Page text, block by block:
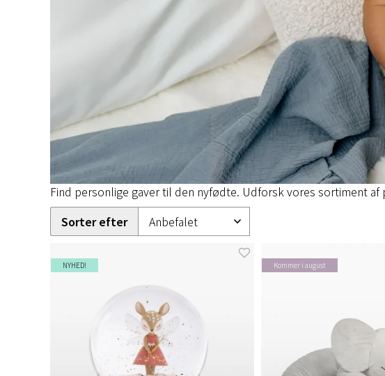
Find personlige gaver til den nyfødte. Udforsk vores sortiment
Sorter efter
NYHED! Kommer i august